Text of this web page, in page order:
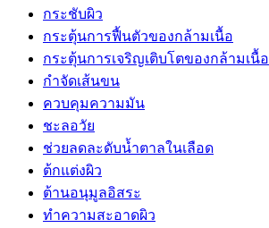
กระชับผิว
กระตุ้นการฟื้นตัวของกล้ามเนื้อ
กระตุ้นการเจริญเติบโตของกล้ามเนื้อ
กำจัดเส้นขน
ควบคุมความมัน
ชะลอวัย
ช่วยลดละดับน้ำตาลในเลือด
ต้กแต่งผิว
ต้านอนุมูลอิสระ
ทำความสะอาดผิว